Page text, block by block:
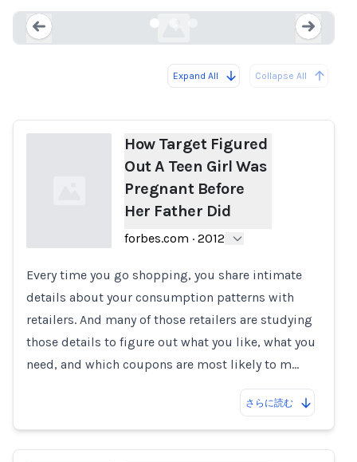
Expand All Collapse All
Loading...
How Target Figured
Out A Teen Girl Was
Pregnant Before
Her Father Did
forbes.com · 2012
Every time you go shopping, you share intimate
details about your consumption patterns with
retailers. And many of those retailers are studying
those details to figure out what you like, what you
need, and which coupons are most likely to m…
さらに読む